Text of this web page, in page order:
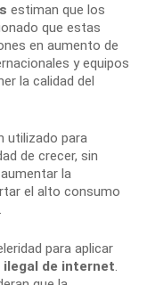
estiman que los
que estas
en aumento de
y equipos
la calidad del
utilizado para
de crecer, sin
la
el alto consumo
para aplicar
ilegal de internet